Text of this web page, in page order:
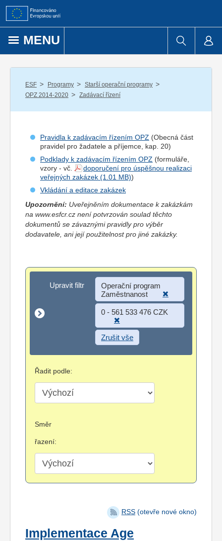
Přejít k obsahu
MENU
ESF / Programy / Starší operační programy /
OPZ 2014-2020 / Zadávací řízení
Pravidla k zadávacím řízením OPZ (Obecná část
pravidel pro žadatele a příjemce , kap. 20)
Podklady k zadávacím řízením OPZ (formuláře,
vzory - vč.
doporučení pro úspěšnou realizaci
veřejných zakázek
)
Vkládání a editace zakázek
Upozornění: Uveřejněním dokumentace k zakázkám
na www.esfcr.cz není potvrzován soulad těchto
dokumentů se závaznými pravidly pro výběr
dodavatele, ani její použitelnost pro jiné zakázky.
Upravit filtr
Upravit filtr
Operační program
Zaměstnanost
0 - 561 533 476 CZK
Zrušit vše
Řadit podle:
Směr
řazení:
RSS (otevře nové okno)
Implementace Age